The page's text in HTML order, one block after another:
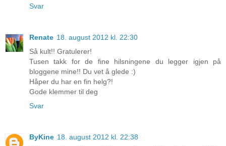
Svar
Renate 18. august 2012 kl. 22:30
Så kult!! Gratulerer!
Tusen takk for de fine hilsningene du legger igjen på
bloggene mine!! Du vet å glede :)
Håper du har en fin helg?!
Gode klemmer til deg
Svar
ByKine 18. august 2012 kl. 22:38